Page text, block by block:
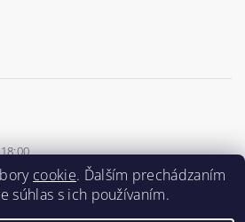
cookie. Ďalším prechádzaním
súhlas s ich používaním.